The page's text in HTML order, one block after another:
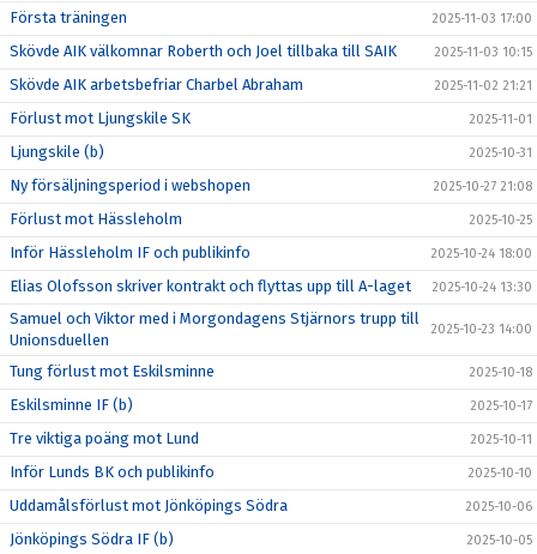
Första träningen 2025-11-03 17:00
Skövde AIK välkomnar Roberth och Joel tillbaka till SAIK 2025-11-03 10:15
Skövde AIK arbetsbefriar Charbel Abraham 2025-11-02 21:21
Förlust mot Ljungskile SK 2025-11-01
Ljungskile (b) 2025-10-31
Ny försäljningsperiod i webshopen 2025-10-27 21:08
Förlust mot Hässleholm 2025-10-25
Inför Hässleholm IF och publikinfo 2025-10-24 18:00
Elias Olofsson skriver kontrakt och flyttas upp till A-laget 2025-10-24 13:30
Samuel och Viktor med i Morgondagens Stjärnors trupp till
Unionsduellen
2025-10-23 14:00
Tung förlust mot Eskilsminne 2025-10-18
Eskilsminne IF (b) 2025-10-17
Tre viktiga poäng mot Lund 2025-10-11
Inför Lunds BK och publikinfo 2025-10-10
Uddamålsförlust mot Jönköpings Södra 2025-10-06
Jönköpings Södra IF (b) 2025-10-05